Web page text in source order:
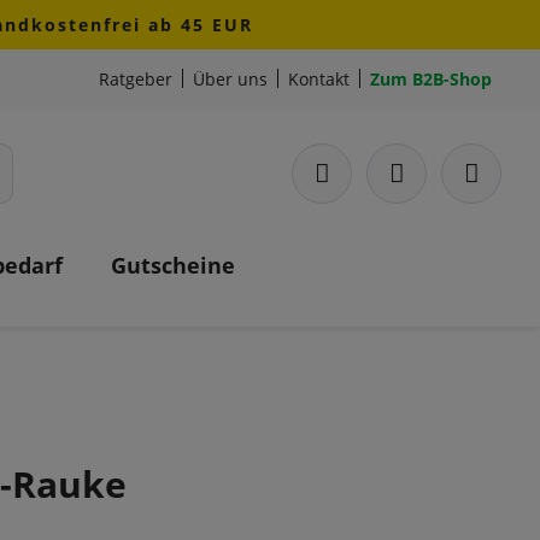
ab 45 EUR
Ratgeber Über uns Kontakt Zum B2B-Shop
Gutscheine
Rauke